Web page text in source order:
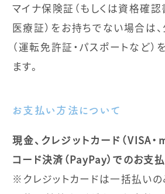
マイナ保険証（もしくは資格確認
医療証）をお持ちでない場合は
（運転免許証・パスポートなど
ます。
お支払い方法について
現金、クレジットカード（VISA・
コード決済（PayPay）でのお支
※クレジットカードは一括払い